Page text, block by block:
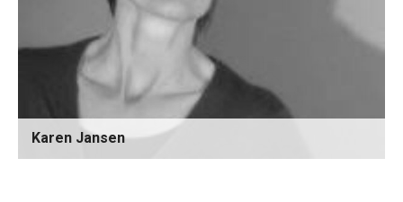
Karen Jansen